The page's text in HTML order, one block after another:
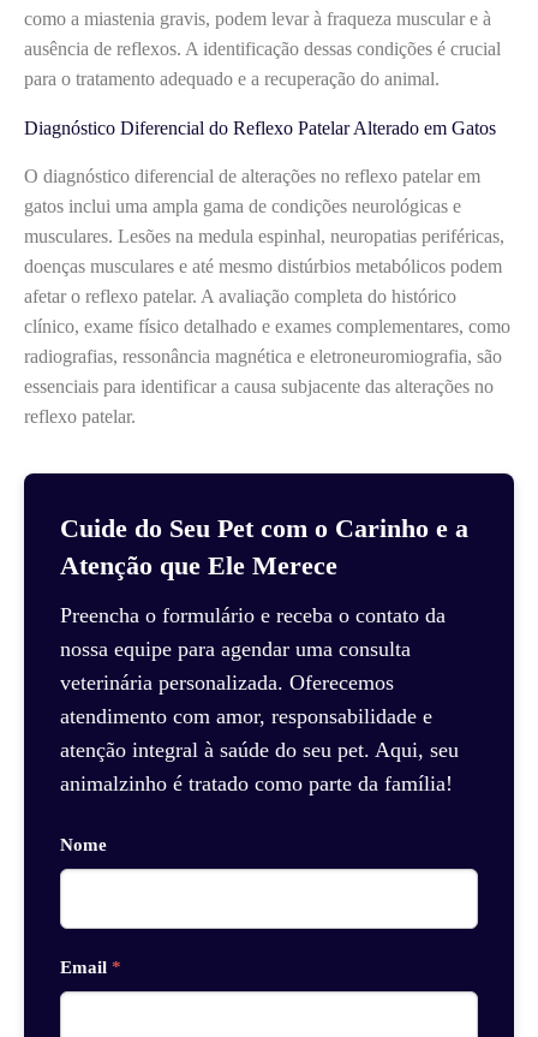
como a miastenia gravis, podem levar à fraqueza muscular e à
ausência de reflexos. A identificação dessas condições é crucial
para o tratamento adequado e a recuperação do animal.
Diagnóstico Diferencial do Reflexo Patelar Alterado em Gatos
O diagnóstico diferencial de alterações no reflexo patelar em
gatos inclui uma ampla gama de condições neurológicas e
musculares. Lesões na medula espinhal, neuropatias periféricas,
doenças musculares e até mesmo distúrbios metabólicos podem
afetar o reflexo patelar. A avaliação completa do histórico
clínico, exame físico detalhado e exames complementares, como
radiografias, ressonância magnética e eletroneuromiografia, são
essenciais para identificar a causa subjacente das alterações no
reflexo patelar.
Cuide do Seu Pet com o Carinho e a
Atenção que Ele Merece
Preencha o formulário e receba o contato da
nossa equipe para agendar uma consulta
veterinária personalizada. Oferecemos
atendimento com amor, responsabilidade e
atenção integral à saúde do seu pet. Aqui, seu
animalzinho é tratado como parte da família!
Nome
Email *